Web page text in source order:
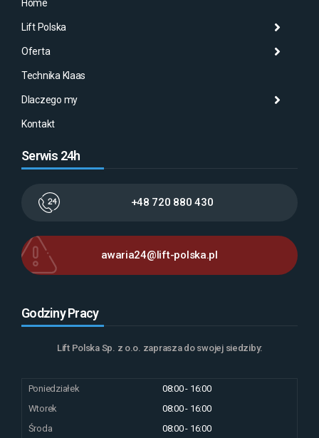
Home
Lift Polska
Oferta
Technika Klaas
Dlaczego my
Kontakt
Serwis 24h
+48 720 880 430
awaria24@lift-polska.pl
Godziny Pracy
Lift Polska Sp. z o.o. zaprasza do swojej siedziby:
Poniedziałek
08:00 - 16:00
Wtorek
08:00 - 16:00
Środa
08:00 - 16:00